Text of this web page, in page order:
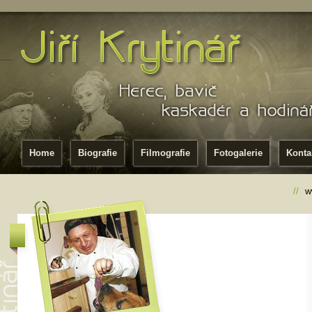
Home Biografie Filmografie Fotogalerie
//